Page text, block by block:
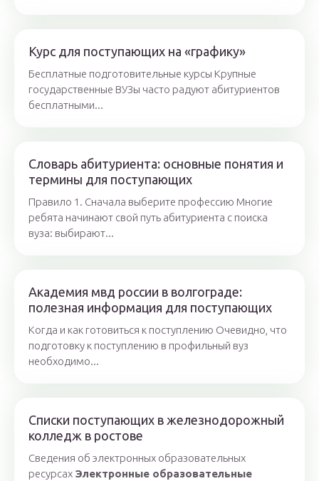
Курс для поступающих на «графику»
Бесплатные подготовительные курсы Крупные
государственные ВУЗы часто радуют абитуриентов
бесплатными...
Словарь абитуриента: основные понятия и
термины для поступающих
Правило 1. Сначала выберите профессию Многие
ребята начинают свой путь абитуриента с поиска
вуза: выбирают...
Академия мвд россии в волгограде:
полезная информация для поступающих
Когда и как готовиться к поступлению Очевидно, что
подготовку к поступлению в профильный вуз
необходимо...
Списки поступающих в железнодорожный
колледж в ростове
Сведения об электронных образовательных
ресурсах Электронные образовательные